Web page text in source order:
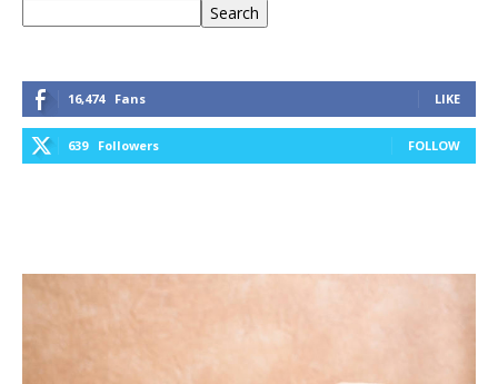
Search
16,474 Fans LIKE
639 Followers FOLLOW